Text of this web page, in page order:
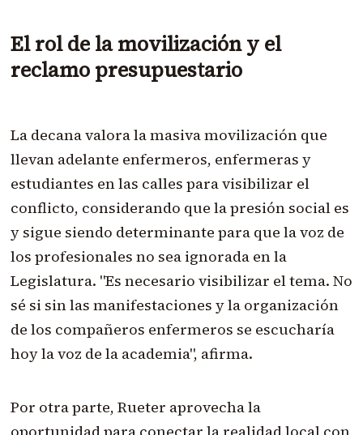
El rol de la movilización y el
reclamo presupuestario
La decana valora la masiva movilización que
llevan adelante enfermeros, enfermeras y
estudiantes en las calles para visibilizar el
conflicto, considerando que la presión social es
y sigue siendo determinante para que la voz de
los profesionales no sea ignorada en la
Legislatura. "Es necesario visibilizar el tema. No
sé si sin las manifestaciones y la organización
de los compañeros enfermeros se escucharía
hoy la voz de la academia", afirma.
Por otra parte, Rueter aprovecha la